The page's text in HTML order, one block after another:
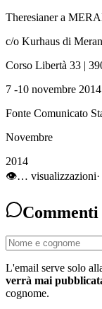
Theresianer a
c/o Kurhaus di
Corso Libertà 33 |
7 -10 novembre 2014
Fonte Comunicato
Novembre
2014
👁… visualizzazioni
Commenti
L'email serve solo
verrà mai
cognome.